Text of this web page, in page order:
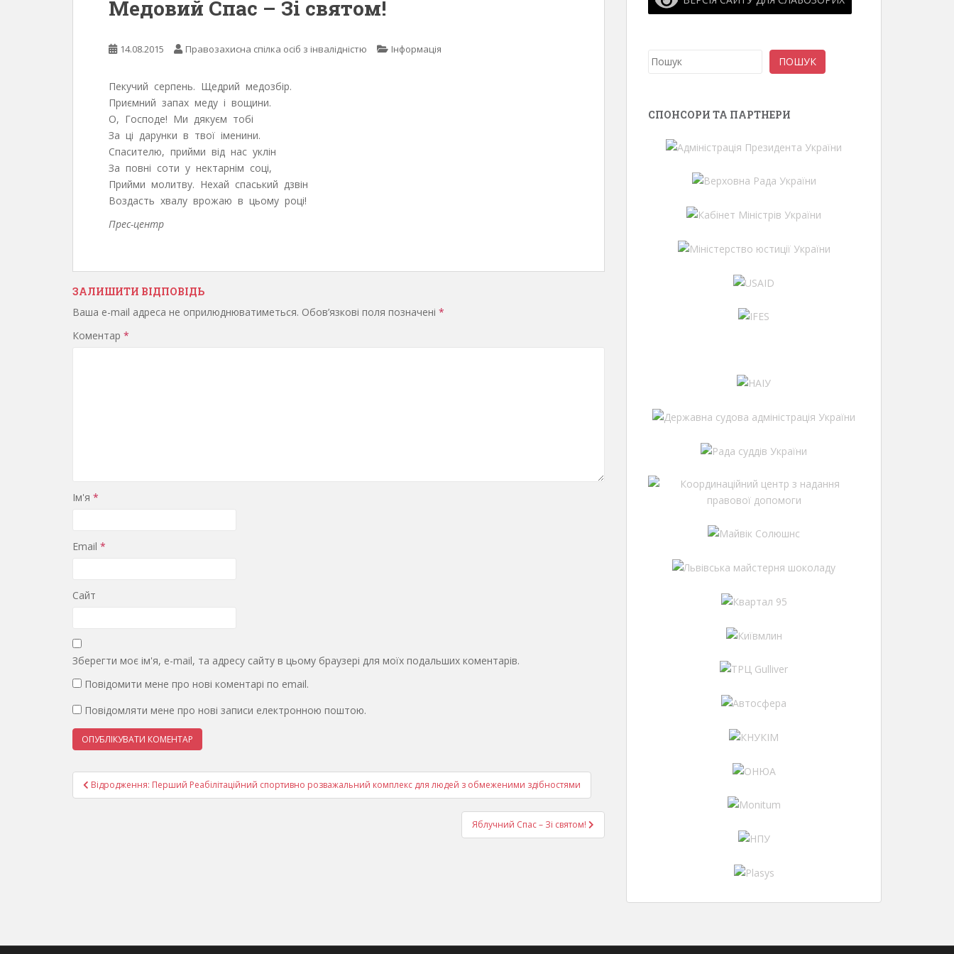
Медовий Спас – Зі святом!
14.08.2015 Правозахисна спілка осіб з інвалідністю Інформація
Пекучий серпень. Щедрий медозбір.
Приємний запах меду і вощини.
О, Господе! Ми дякуєм тобі
За ці дарунки в твої іменини.
Спасителю, прийми від нас уклін
За повні соти у нектарнім соці,
Прийми молитву. Нехай спаський дзвін
Воздасть хвалу врожаю в цьому році!
Прес-центр
ЗАЛИШИТИ ВІДПОВІДЬ
Ваша e-mail адреса не оприлюднюватиметься. Обов’язкові поля позначені *
Коментар *
Ім'я *
Email *
Сайт
Зберегти моє ім'я, e-mail, та адресу сайту в цьому браузері для моїх подальших коментарів.
Повідомити мене про нові коментарі по email.
Повідомляти мене про нові записи електронною поштою.
Навігація
записів
Відродження: Перший Реабілітаційний спортивно розважальний комплекс для людей з обмеженими здібностями
Яблучний Спас – Зі святом!
Пошук ПОШУК
СПОНСОРИ ТА ПАРТНЕРИ